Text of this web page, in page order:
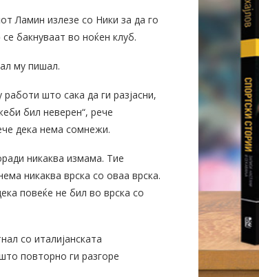
Ламин излезе со Ники за да го
бакнуваат во ноќен клуб.
​​му пишал.
што сака да ги разјасни,
бил неверен“, рече
дека нема сомнежи.
никаква измама. Тие
никаква врска со оваа врска.
повеќе не бил во врска со
со италијанската
повторно ги разгоре